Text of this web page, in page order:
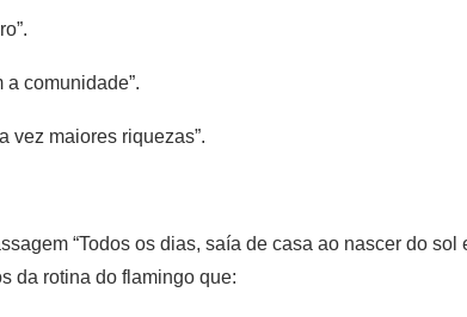
comunidade”.
maiores riquezas”.
“Todos os dias, saía de casa ao nascer do sol
da rotina do flamingo que: